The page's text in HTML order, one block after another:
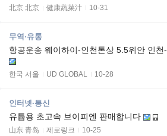
北京 北京 健康蔬菜汁 10-31
무역·유통
항공운송 웨이하이-인천톤상 5.5위안 인천
한국 서울 UD GLOBAL 10-28
인터넷·통신
유튭용 초고속 브이피엔 판매합니다
山东 青岛 제로링크 10-25